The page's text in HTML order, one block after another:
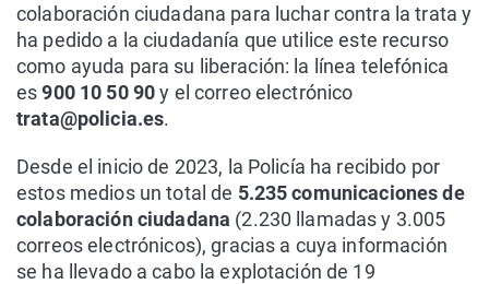
colaboración ciudadana para luchar contra la trata y
ha pedido a la ciudadanía que utilice este recurso
como ayuda para su liberación: la línea telefónica
es900 10 50 90y el correo electrónico
trata@policia.es.
Desde el inicio de 2023, la Policía ha recibido por
estos medios un total de 5.235 comunicaciones de
colaboración ciudadana (2.230 llamadas y 3.005
correos electrónicos), gracias a cuya información
se ha llevado a cabo la explotación de 19